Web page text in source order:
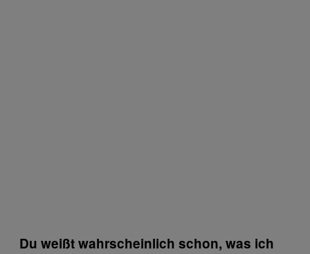
Du weißt wahrscheinlich schon, was ich